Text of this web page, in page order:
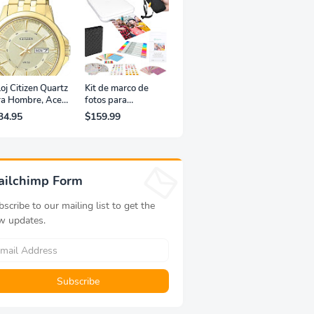
Citizen Quartz
Hombre, Acero
Clásico,
Kit de marco de
fotos para
impresora portátil
de fotografías y
$159.99
Form
to our mailing list to get the
updates.